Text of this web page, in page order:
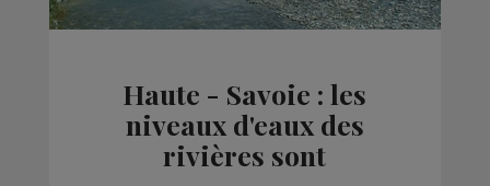
Haute - Savoie : les
niveaux d'eaux des
rivières sont